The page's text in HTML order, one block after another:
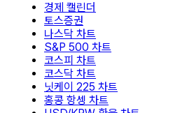
경제 캘린더
토스증권
나스닥 차트
S&P 500 차트
코스피 차트
코스닥 차트
닛케이 225 차트
홍콩 항셍 차트